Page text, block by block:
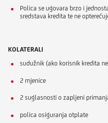
Polica se ugovara brzo i
sredstava kredita te ne
KOLATERALI
sudužnik (ako korisnik kredita
2 mjenice
2 suglasnosti o zapljeni
polica osiguranja otplate